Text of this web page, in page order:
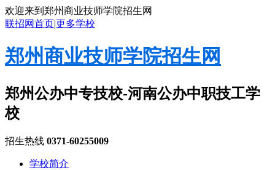
欢迎来到郑州商业技师学院招生网
联招网首页|更多学校
郑州商业技师学院招生网
郑州公办中专技校-河南公办中职技工学
校
招生热线 0371-60255009
学校简介